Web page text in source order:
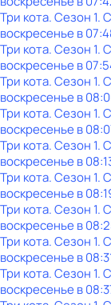
Три кота. Сезон 1.
воскресенье в
Три кота. Сезон 1.
воскресенье в
Три кота. Сезон 1.
воскресенье в
Три кота. Сезон 1.
воскресенье в
Три кота. Сезон 1.
воскресенье в
Три кота. Сезон 1.
воскресенье в
Три кота. Сезон 1.
воскресенье в
Три кота. Сезон 1.
воскресенье в
Три кота. Сезон 1.
воскресенье в